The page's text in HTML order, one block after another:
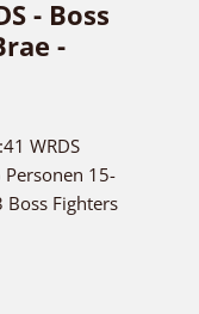
- Boss
-
WRDS
15-
Fighters